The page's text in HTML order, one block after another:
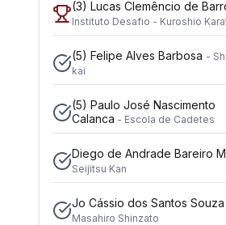
(3) Lucas Clemêncio de
Instituto Desafio - Kuroshio
(5) Felipe Alves Barbosa -
kai
(5) Paulo José Nascimento
Calanca - Escola de Cadetes
Diego de Andrade Bareiro
Seijitsu Kan
Jo Cássio dos Santos Souza
Masahiro Shinzato